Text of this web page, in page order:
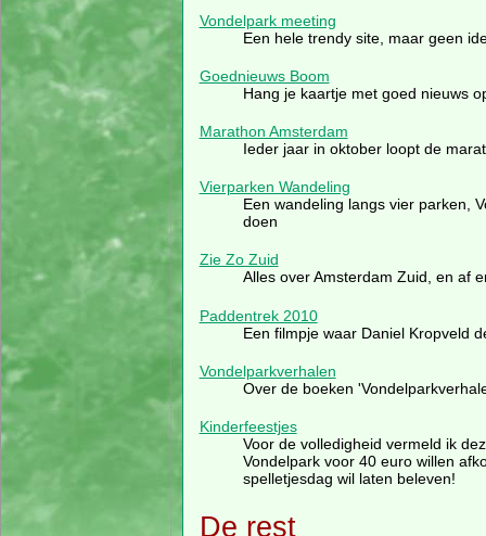
Vondelpark meeting
Een hele trendy site, maar geen
Goednieuws Boom
Hang je kaartje met goed nieuws
Marathon Amsterdam
Ieder jaar in oktober loopt de
Vierparken Wandeling
Een wandeling langs vier parken,
doen
Zie Zo Zuid
Alles over Amsterdam Zuid, en af
Paddentrek 2010
Een filmpje waar Daniel Kropveld
Vondelparkverhalen
Over de boeken
Kinderfeestjes
Voor de volledigheid vermeld ik
Vondelpark voor 40 euro willen
spelletjesdag wil laten beleven!
De rest